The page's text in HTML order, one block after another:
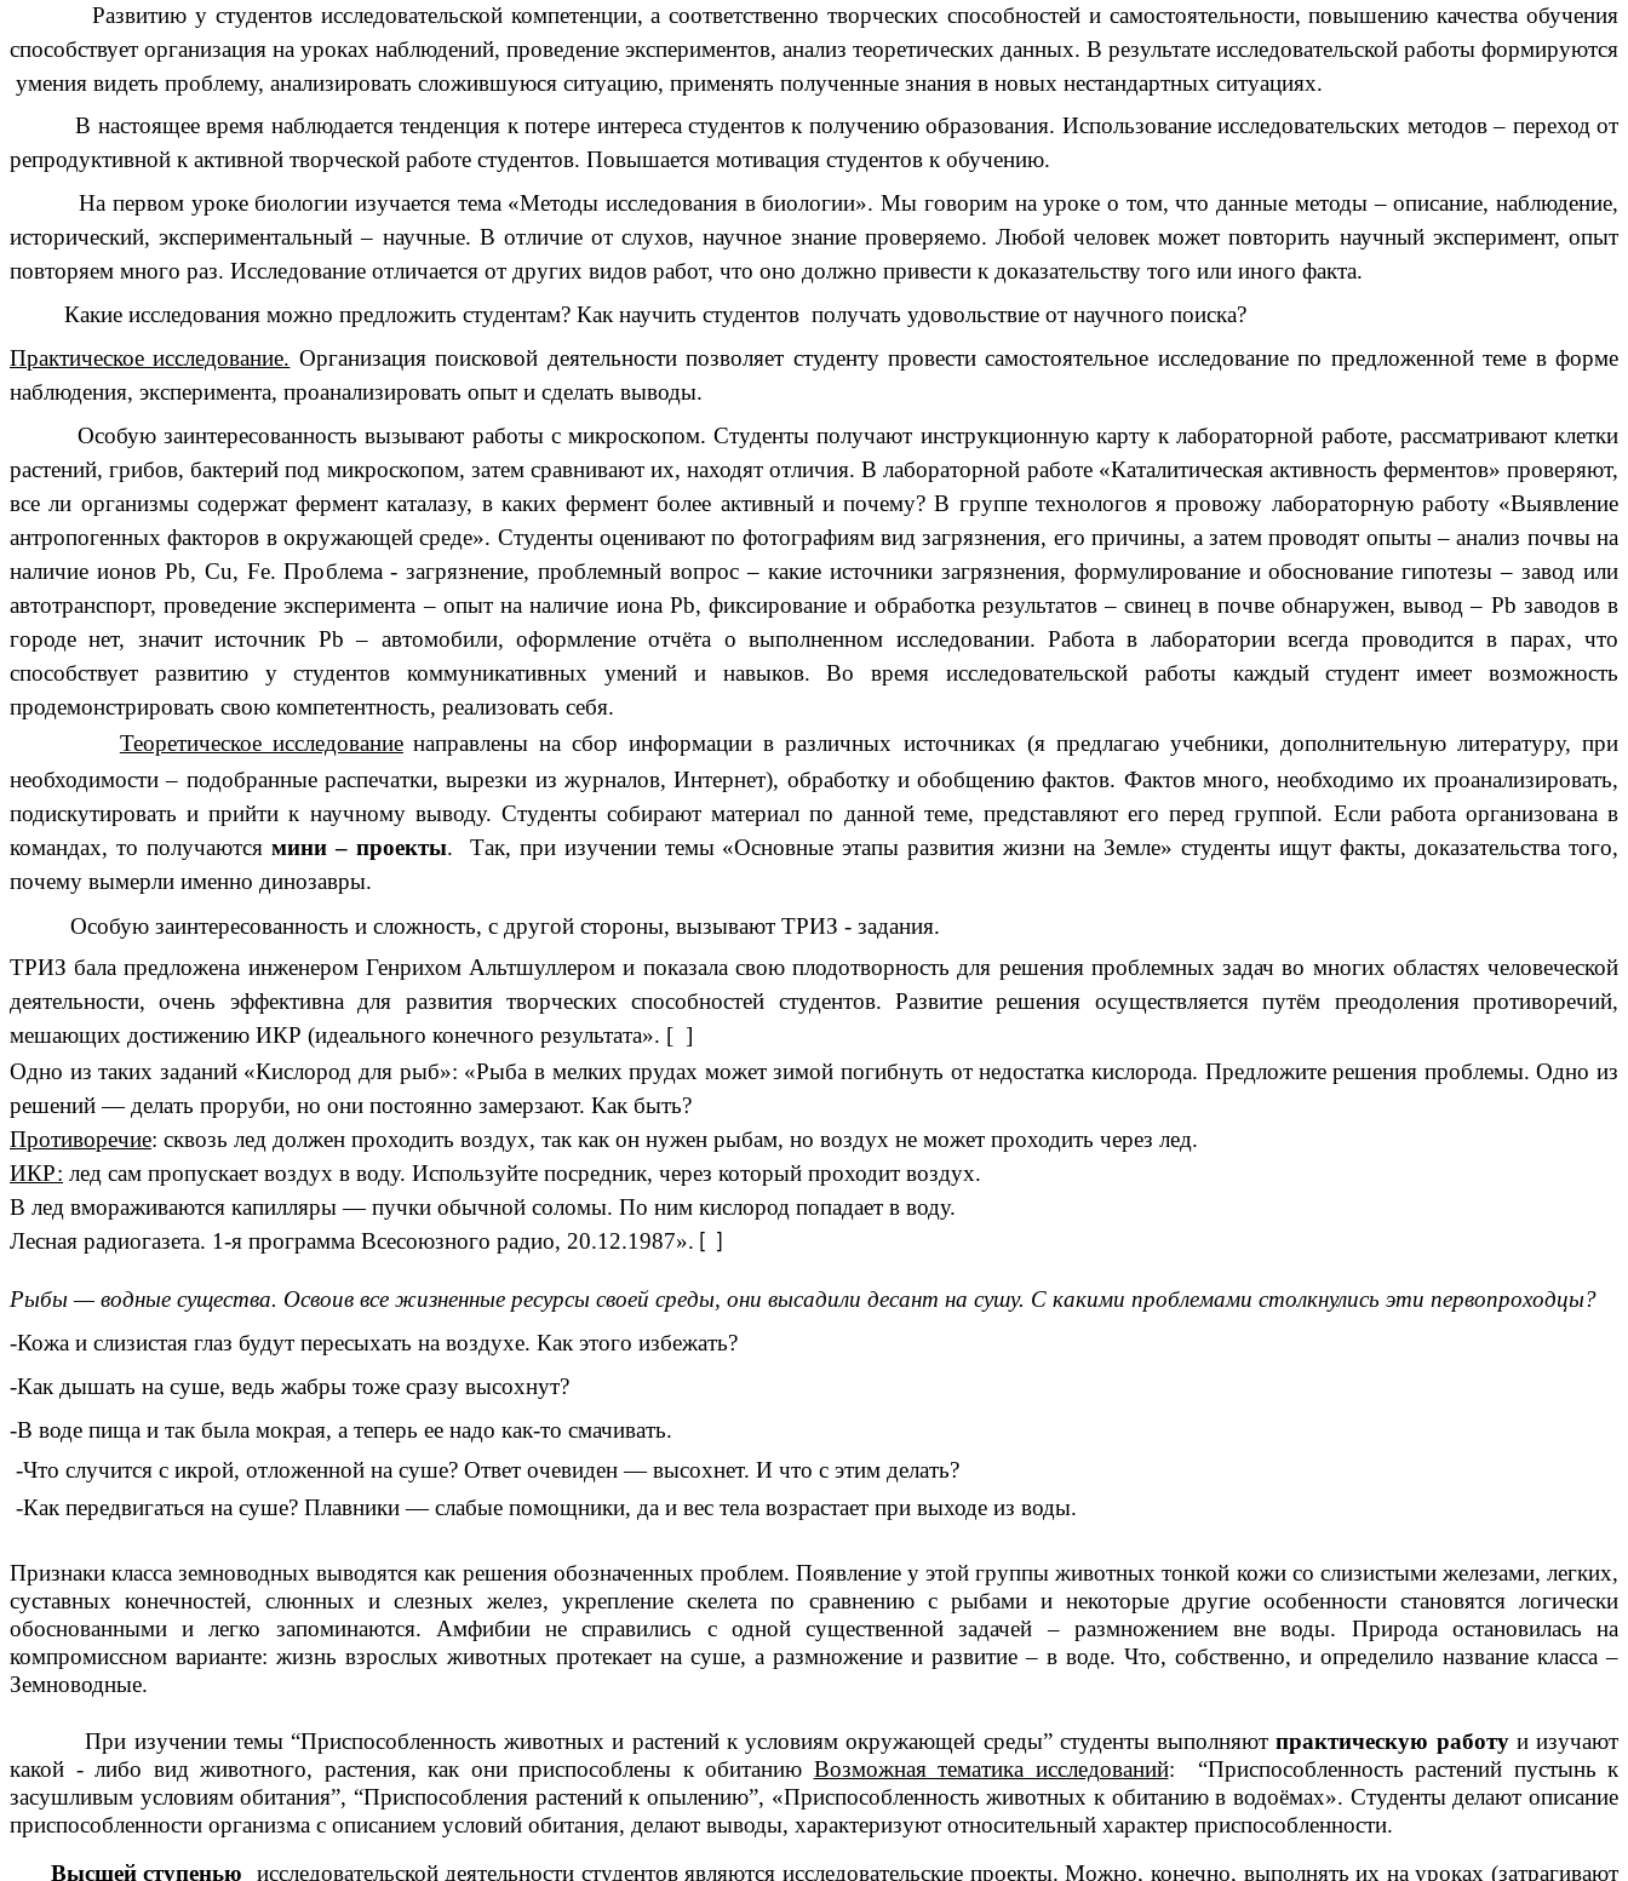
Развитию у студентов исследовательской компетенции, а соответственно творческих способностей и самостоятельности, повышению качества обучения
способствует организация на уроках наблюдений, проведение экспериментов, анализ теоретических данных. В результате исследовательской работы формируются
умения видеть проблему, анализировать сложившуюся ситуацию, применять полученные знания в новых нестандартных ситуациях.
В настоящее время наблюдается тенденция к потере интереса студентов к получению образования. Использование исследовательских методов – переход от
репродуктивной к активной творческой работе студентов. Повышается мотивация студентов к обучению.
На первом уроке биологии изучается тема «Методы исследования в биологии». Мы говорим на уроке о том, что данные методы – описание, наблюдение,
исторический, экспериментальный – научные. В отличие от слухов, научное знание проверяемо. Любой человек может повторить научный эксперимент, опыт
повторяем много раз. Исследование отличается от других видов работ, что оно должно привести к доказательству того или иного факта.
Какие исследования можно предложить студентам? Как научить студентов получать удовольствие от научного поиска?
Практическое исследование. Организация поисковой деятельности позволяет студенту провести самостоятельное исследование по предложенной теме в форме
наблюдения, эксперимента, проанализировать опыт и сделать выводы.
Особую заинтересованность вызывают работы с микроскопом. Студенты получают инструкционную карту к лабораторной работе, рассматривают клетки
растений, грибов, бактерий под микроскопом, затем сравнивают их, находят отличия. В лабораторной работе «Каталитическая активность ферментов» проверяют,
все ли организмы содержат фермент каталазу, в каких фермент более активный и почему? В группе технологов я провожу лабораторную работу «Выявление
антропогенных факторов в окружающей среде». Студенты оценивают по фотографиям вид загрязнения, его причины, а затем проводят опыты – анализ почвы на
наличие ионов Pb, Cu, Fe. Проблема - загрязнение, проблемный вопрос – какие источники загрязнения, формулирование и обоснование гипотезы – завод или
автотранспорт, проведение эксперимента – опыт на наличие иона Pb, фиксирование и обработка результатов – свинец в почве обнаружен, вывод – Pb заводов в
городе нет, значит источник Pb – автомобили, оформление отчёта о выполненном исследовании. Работа в лаборатории всегда проводится в парах, что
способствует развитию у студентов коммуникативных умений и навыков. Во время исследовательской работы каждый студент имеет возможность
продемонстрировать свою компетентность, реализовать себя.
Теоретическое исследование направлены на сбор информации в различных источниках (я предлагаю учебники, дополнительную литературу, при
необходимости – подобранные распечатки, вырезки из журналов, Интернет), обработку и обобщению фактов. Фактов много, необходимо их проанализировать,
подискутировать и прийти к научному выводу. Студенты собирают материал по данной теме, представляют его перед группой. Если работа организована в
командах, то получаются мини – проекты. Так, при изучении темы «Основные этапы развития жизни на Земле» студенты ищут факты, доказательства того,
почему вымерли именно динозавры.
Особую заинтересованность и сложность, с другой стороны, вызывают ТРИЗ - задания.
ТРИЗ бала предложена инженером Генрихом Альтшуллером и показала свою плодотворность для решения проблемных задач во многих областях человеческой
деятельности, очень эффективна для развития творческих способностей студентов. Развитие решения осуществляется путём преодоления противоречий,
мешающих достижению ИКР (идеального конечного результата». [ ]
Одно из таких заданий «Кислород для рыб»: «Рыба в мелких прудах может зимой погибнуть от недостатка кислорода. Предложите решения проблемы. Одно из
решений — делать проруби, но они постоянно замерзают. Как быть?
Противоречие: сквозь лед должен проходить воздух, так как он нужен рыбам, но воздух не может проходить через лед.
ИКР: лед сам пропускает воздух в воду. Используйте посредник, через который проходит воздух.
В лед вмораживаются капилляры — пучки обычной соломы. По ним кислород попадает в воду.
Лесная радиогазета. 1-я программа Всесоюзного радио, 20.12.1987».
Рыбы — водные существа. Освоив все жизненные ресурсы своей среды, они высадили десант на сушу. С какими проблемами столкнулись эти первопроходцы?
-Кожа и слизистая глаз будут пересыхать на воздухе. Как этого избежать?
-Как дышать на суше, ведь жабры тоже сразу высохнут?
-В воде пища и так была мокрая, а теперь ее надо как-то смачивать.
-Что случится с икрой, отложенной на суше? Ответ очевиден — высохнет. И что с этим делать?
-Как передвигаться на суше? Плавники — слабые помощники, да и вес тела возрастает при выходе из воды.
Признаки класса земноводных выводятся как решения обозначенных проблем. Появление у этой группы животных тонкой кожи со слизистыми железами, легких,
суставных конечностей, слюнных и слезных желез, укрепление скелета по сравнению с рыбами и некоторые другие особенности становятся логически
обоснованными и легко запоминаются. Амфибии не справились с одной существенной задачей – размножением вне воды. Природа остановилась на
компромиссном варианте: жизнь взрослых животных протекает на суше, а размножение и развитие – в воде. Что, собственно, и определило название класса –
Земноводные.
При изучении темы “Приспособленность животных и растений к условиям окружающей среды” студенты выполняютпрактическую работуи изучают
какой - либо вид животного, растения, как они приспособлены к обитанию Возможная тематика исследований: “Приспособленность растений пустынь к
засушливым условиям обитания”, “Приспособления растений к опылению”, «Приспособленность животных к обитанию в водоёмах». Студенты делают описание
приспособленности организма с описанием условий обитания, делают выводы, характеризуют относительный характер приспособленности.
Высшей ступенью исследовательской деятельности студентов являются исследовательские проекты. Можно, конечно, выполнять их на уроках (затрагивают